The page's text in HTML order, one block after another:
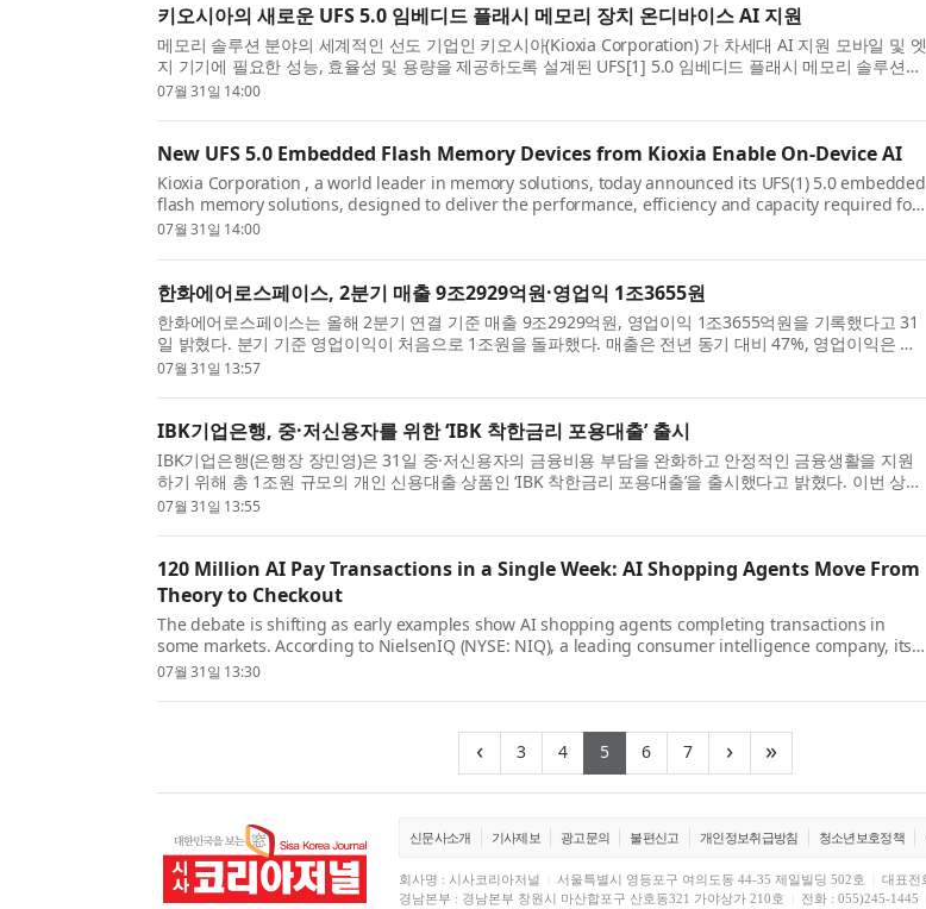
키오시아의 새로운 UFS 5.0 임베디드 플래시 메모리 장치 온디바이스 AI 지원
메모리 솔루션 분야의 세계적인 선도 기업인 키오시아(Kioxia Corporation) 가 차세대 AI 지원 모바일 및 엣
지 기기에 필요한 성능, 효율성 및 용량을 제공하도록 설계된 UFS[1] 5.0 임베디드 플래시 메모리 솔루션을
발표했다. 새로운 솔루션은 다음 주 열리는 FMS:...
07월 31일 14:00
New UFS 5.0 Embedded Flash Memory Devices from Kioxia Enable On-Device AI
Kioxia Corporation , a world leader in memory solutions, today announced its UFS(1) 5.0 embedded
flash memory solutions, designed to deliver the performance, efficiency and capacity required for
the next generation of AI-enabled mobile and edge de...
07월 31일 14:00
한화에어로스페이스, 2분기 매출 9조2929억원·영업익 1조3655원
한화에어로스페이스는 올해 2분기 연결 기준 매출 9조2929억원, 영업이익 1조3655억원을 기록했다고 31
일 밝혔다. 분기 기준 영업이익이 처음으로 1조원을 돌파했다. 매출은 전년 동기 대비 47%, 영업이익은 지
난해 같은 기간보다 59% 증가했다. 사업별로 보면 지상...
07월 31일 13:57
IBK기업은행, 중·저신용자를 위한 ‘IBK 착한금리 포용대출’ 출시
IBK기업은행(은행장 장민영)은 31일 중·저신용자의 금융비용 부담을 완화하고 안정적인 금융생활을 지원
하기 위해 총 1조원 규모의 개인 신용대출 상품인 ‘IBK 착한금리 포용대출’을 출시했다고 밝혔다. 이번 상품
은 개인신용평점(CB) 하위 50%의 중·저신용 고객을 ...
07월 31일 13:55
120 Million AI Pay Transactions in a Single Week: AI Shopping Agents Move From
Theory to Checkout
The debate is shifting as early examples show AI shopping agents completing transactions in
some markets. According to NielsenIQ (NYSE: NIQ), a leading consumer intelligence company, its
global report The Commerce Revolution: Where East Meets West...
07월 31일 13:30
‹ 3(current)
4(current)
5(current)
6(current)
7(current)
› »